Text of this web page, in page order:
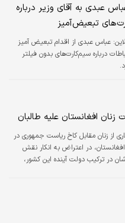
عبدی به آقای وزیر درباره
تبعیض‌آمیز
عباس عبدی از اقدام تبعیض آمیز
درباره سیم‌کارت‌های بدون فیلتر
زنان افغانستان علیه طالبان
از زنان مقابل کاخ ریاست جمهوری در
در اعتراض به انکار نقش
در ترکیب دولت آینده این کشور،